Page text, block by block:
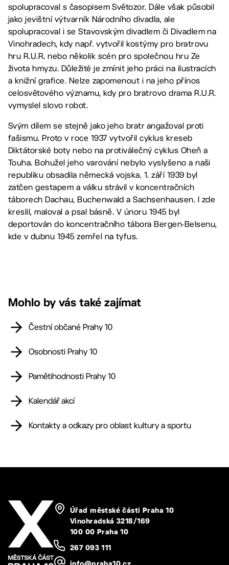
spolupracoval s časopisem Světozor. Dále však působil
jako jevištní výtvarník Národního divadla, ale
spolupracoval i se Stavovským divadlem či Divadlem na
Vinohradech, kdy např. vytvořil kostýmy pro bratrovu
hru R.U.R. nebo několik scén pro společnou hru Ze
života hmyzu. Důležité je zmínit jeho práci na ilustracích
a knižní grafice. Nelze zapomenout i na jeho přínos
celosvětového významu, kdy pro bratrovo drama R.U.R.
vymyslel slovo robot.
Svým dílem se stejně jako jeho bratr angažoval proti
fašismu. Proto v roce 1937 vytvořil cyklus kreseb
Diktátorské boty nebo na protiválečný cyklus Oheň a
Touha. Bohužel jeho varování nebylo vyslyšeno a naši
republiku obsadila německá vojska. 1. září 1939 byl
zatčen gestapem a válku strávil v koncentračních
táborech Dachau, Buchenwald a Sachsenhausen. I zde
kreslil, maloval a psal básně. V únoru 1945 byl
deportován do koncentračního tábora Bergen-Belsenu,
kde v dubnu 1945 zemřel na tyfus.
Mohlo by vás také zajímat
Čestní občané Prahy 10
Osobnosti Prahy 10
Pamětihodnosti Prahy 10
Kalendář akcí
Kontakty a odkazy pro oblast kultury a sportu
Úřad městské části Praha 10
Vinohradská 3218/169
100 00 Praha 10
267 093 111